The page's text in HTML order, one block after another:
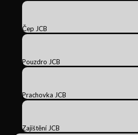
Čep JCB
Pouzdro JCB
Prachovka JCB
Zajištění JCB